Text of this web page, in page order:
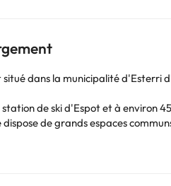
situé dans la municipalité d'Esterri
station de ski d'Espot et à environ
de grands espaces